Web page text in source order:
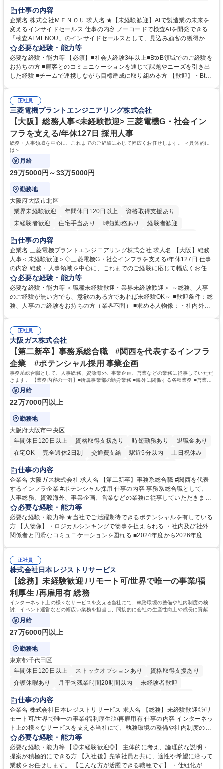
時短勤務あり
駅近5分以内
土日祝休み 服装自由
仕事の内容
企業名 株式会社ＭＥＮＯＵ 求人名 ★【未経験歓迎】AIで製造業の未来を
変えるインサイドセールス 仕事の内容 ノーコードで検査AIを開発できる
「検査AI MENOU」のインサイドセールスとして、見込み顧客の獲得から
商談機会の創出までを担っていただきます。マーケティングとフィールド
セールスをつなぐ役割として、 適切なタイミングで顧客とコミュニケーシ
ョンを取りながら、受注につながる商談機会の最大化を目指します。 【具
体的な仕事内容】 リードへの電話・メールによるアプローチ/リードナー
実行/フィールドセールスへの案件連携 募集職種 ★【未経験歓迎】AIで製
造業の未来を変えるインサイドセールス
必要な経験・能力等
必要な経験・能力等 【必須】■社会人経験3年以上■BtoB領域でのご経験を
お持ちの方 ■顧客とのコミュニケーションを通じて課題やニーズを引き出
した経験 ■チームで連携しながら目標達成に取り組める方 【歓迎】・BtoB
企画・実行経験 ・CRM・リードナーチャリングに関する知見 ・データを
もとに営業プロセスを改善した経験 学歴・資格 学歴：大学院 大学 高専 短
大 専修学校 高校 語学力： 資格：
正社員
三菱電機プラントエンジニアリング株式会社
【大阪】総務人事<未経験歓迎> 三菱電機G・社会イン
フラを支える/年休127日 採用人事
総務・人事領域を中心に、これまでのご経験に応じて幅広くお任せします。 ＜具体的に
は＞
月給
29万5000円～33万5000円
勤務地
大阪府大阪市北区
業界未経験歓迎
年間休日120日以上
資格取得支援あり
未経験者歓迎
住宅手当あり 時短勤務あり
経験者歓迎
退職金あり
駅近5分以内
土日祝休み 服装自由 寮・社宅あり 食事補助あり
仕事の内容
企業名 三菱電機プラントエンジニアリング株式会社 求人名 【大阪】総務
人事＜未経験歓迎＞◇三菱電機G・社会インフラを支える/年休127日 仕事
の内容 総務・人事領域を中心に、これまでのご経験に応じて幅広くお任せ
します。 ＜具体的には＞ ・総務/人事労務（給与・社保・勤怠管理など）
・採用・教育研修 ・福利厚生運用 など ※基本的には事務所勤務ですが、
採用や教育等の業務内容により、関西圏以外への日帰り・宿泊を伴う国内
出張もございます。 ※担当業務を持ちつつ、お互いに助け合いながら、総
必要な経験・能力等
必要な経験・能力等 ＜職種未経験歓迎・業界未経験歓迎＞ ～総務、人事
のご経験が無い方でも、意欲のある方であれば未経験OK～ ■歓迎条件：総
務、人事のご経験をお持ちの方（業界不問） ■求める人物像：・社内外の
正社員
大阪ガス株式会社
【第二新卒】事務系総合職 #関西を代表するインフラ
企業 #ポテンシャル採用 事業企画
事務系総合職として、人事総務、資源海外、事業企画、営業などの業務に従事していただ
きます。 【業務内容の一例】■所属事業部の勤労業務 ■海外に関係する各種業務 ■営業部
門の企画スタッフ、ルート営業
月給
22万7000円以上
勤務地
大阪府大阪市中央区
年間休日120日以上
資格取得支援あり 時短勤務あり
退職金あり
在宅OK
完全週休2日制 交通費支給 駅近5分以内
土日祝休み
服装自由
第二新卒歓迎
仕事の内容
企業名 大阪ガス株式会社 求人名 【第二新卒】事務系総合職 #関西を代表
するインフラ企業 #ポテンシャル採用 仕事の内容 事務系総合職として、
人事総務、資源海外、事業企画、営業などの業務に従事していただきま
す。 【業務内容の一例】■所属事業部の勤労業務 ■海外に関係する各種業
務 ■営業部門の企画スタッフ、ルート営業 【キャリアパス】入社後の配属
ポジションで一定期間ご活躍頂いた後、本人の適性及び将来のキャリアを
鑑みてジョブローテーションを行います。 【育成】OJTでの現場育成や研
表するインフラ企業 #ポテンシャル採用
必要な経験・能力等
必要な経験・能力等 ★当社でご活躍期待できるポテンシャルを有している
方 【人物像】・ロジカルシンキングで物事を捉えられる ・社内及び社外
関係者と円滑なコミュニケーションを図れる ■2024年度から2026年度ま
72.html ■エネルギーセキュリティの不安定化や気候変動による自然災害の
甚大化など、これまで以上に社会課題解決の重要性が高まっています。
「未来の日常」の創造に向けて持続可能な社会の実現に貢献してまいりま
す。 学歴・資格 学歴：大学院 大学 語学力： 資格：
正社員
株式会社日本レジストリサービス
【総務】未経験歓迎 /リモート可/世界で唯一の事業/福
利厚生 /再雇用有 総務
インターネット上の様々なサービスを支える当社にて、執務環境の整備や社内制度の検
討、イベント運営などの幅広い業務を担当し、間接的に会社の生産性向上や成長に貢献し
ている部署です。
月給
27万6000円以上
勤務地
東京都千代田区
年間休日120日以上
ストックオプションあり
資格取得支援あり
介護休暇あり
月平均残業時間20時間以内
未経験者歓迎
住宅手当あり
完全週休2日制
交通費支給 駅近5分以内 土日祝休み 服装自由
仕事の内容
企業名 株式会社日本レジストリサービス 求人名 【総務】未経験歓迎◎/リ
モート可/世界で唯一の事業/福利厚生◎/再雇用有 仕事の内容 インターネッ
ト上の様々なサービスを支える当社にて、執務環境の整備や社内制度の検
討、イベント運営などの幅広い業務を担当し、間接的に会社の生産性向上
や成長に貢献している部署です。 会社の全メンバーが安心して長く成果を
発揮できる環境を整えるために、毎日のメンテナンスや維持管理に加え、
新たな施策検討を積極的に行っていただき、会社全体を巻き込み課題解決
必要な経験・能力等
必要な経験・能力等 【◎未経験歓迎◎】 主体的に考え、論理的な説明・
提案が積極的にできる方 【入社後】先輩社員と共に、適性や希望に沿って
業務をお任せします。 【こんな方が活躍できる職種です】 ・仕組化が好